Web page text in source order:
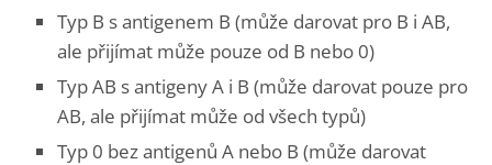
Typ B s antigenem B (může darovat pro B i AB,
ale přijímat může pouze od B nebo 0)
Typ AB s antigeny A i B (může darovat pouze pro
AB, ale přijímat může od všech typů)
Typ 0 bez antigenů A nebo B (může darovat